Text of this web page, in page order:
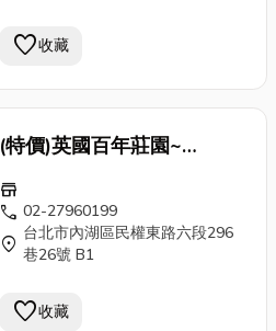
favorite收藏
(特價)英國百年莊園~
Antique 刷色 手工 鍛
花 門片 老門 古董門caa1
store
call 02-27960199
location_on 台北市內湖區民權東路六段296
巷26號 B1
favorite收藏